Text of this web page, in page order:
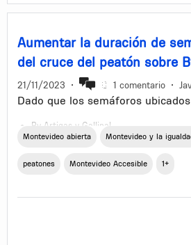
para llegar a los accesos.
Aumentar la duración de
del cruce del peatón sobre
21/11/2023 • 1 comentario •
Dado que los semáforos
Bv Artigas y Gallinal
Bv Artigas y Pedernal
Bv Artigas y Colorado
Bv Artigas y Martín Fierro
... son todos cruces donde el
exactamente 23 segundos de
Montevideo abierta Montevideo y la
peatones Montevideo Accesible 1+